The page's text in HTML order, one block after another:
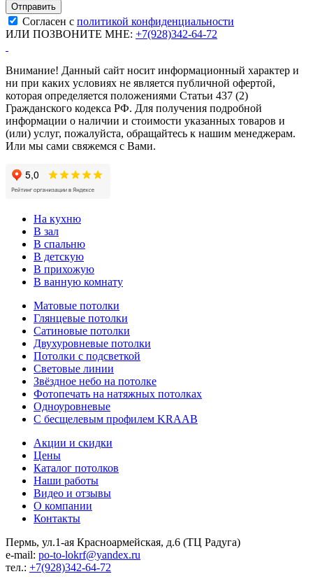
Согласен с политикой конфиденциальности
ИЛИ ПОЗВОНИТЕ МНЕ: +7(928)342-64-72
Внимание! Данный сайт носит информационный характер и
ни при каких условиях не является публичной офертой,
которая определяется положениями Статьи 437 (2)
Гражданского кодекса РФ. Для получения подробной
информации о наличии и стоимости указанных товаров и
(или) услуг, пожалуйста, обращайтесь к нашим менеджерам.
Или мы сами свяжемся с Вами.
На кухню
В зал
В спальню
В детскую
В прихожую
В ванную комнату
Матовые потолки
Глянцевые потолки
Сатиновые потолки
Двухуровневые потолки
Потолки с подсветкой
Световые линии
Звёздное небо на потолке
Фотопечать на натяжных потолках
Одноуровневые
С бесщелевым профилем KRAAB
Акции и скидки
Цены
Каталог потолков
Наши работы
Видео и отзывы
О компании
Контакты
Пермь, ул.1-ая Красноармейская, д.6 (ТЦ Радуга)
e-mail: po-to-lokrf@yandex.ru
тел.: +7(928)342-64-72